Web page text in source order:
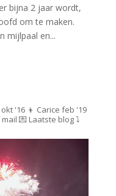
bijna 2 jaar wordt,
om te maken.
mijlpaal en...
'16 👦 Carice feb '19
💌Laatste blog ⤵️